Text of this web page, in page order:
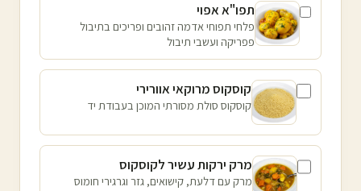
תפו"א אפוי
פלחי תפוחי אדמה זהובים ופריכים בתיבול
פפריקה ועשבי תיבול
קוסקוס מרוקאי אוורירי
קוסקוס סולת מסורתי המוכן בעבודת יד
מרק ירקות עשיר לקוסקוס
מרק עם דלעת, קישואים, גזר וגרגירי חומוס